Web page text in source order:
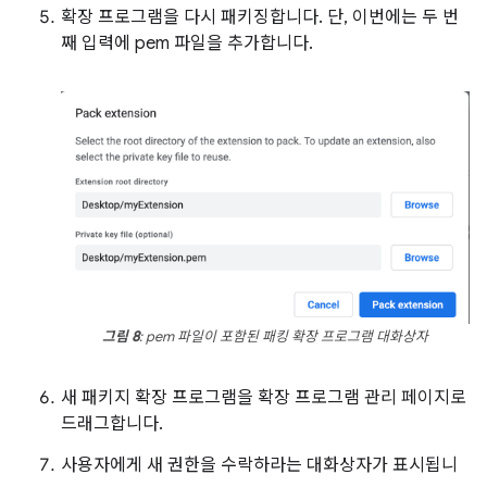
확장 프로그램을 다시 패키징합니다. 단, 이번에는 두 번
째 입력에 pem 파일을 추가합니다.
그림 8: pem 파일이 포함된 패킹 확장 프로그램 대화상자
새 패키지 확장 프로그램을 확장 프로그램 관리 페이지로
드래그합니다.
사용자에게 새 권한을 수락하라는 대화상자가 표시됩니